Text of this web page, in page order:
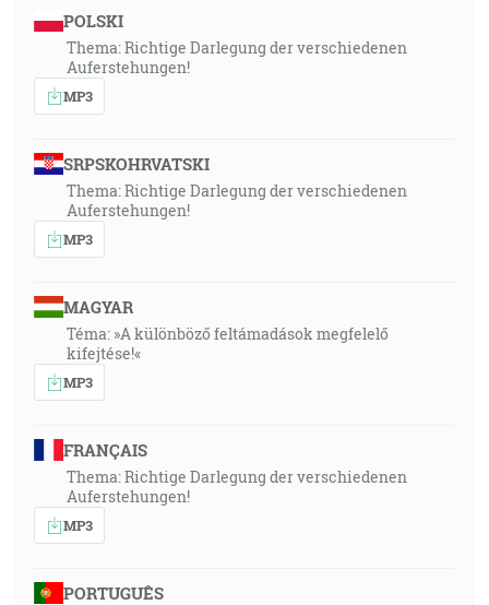
POLSKI
Thema: Richtige Darlegung der verschiedenen
Auferstehungen!
MP3
SRPSKOHRVATSKI
Thema: Richtige Darlegung der verschiedenen
Auferstehungen!
MP3
MAGYAR
Téma: »A különböző feltámadások megfelelő
kifejtése!«
MP3
FRANÇAIS
Thema: Richtige Darlegung der verschiedenen
Auferstehungen!
MP3
PORTUGUÊS